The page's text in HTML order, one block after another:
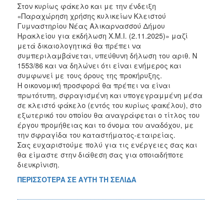
Στον κυρίως φάκελο και με την ένδειξη
«Παραχώρηση χρήσης κυλικείων Κλειστού
Γυμναστηρίου Νέας Αλικαρνασσού Δήμου
Ηρακλείου για εκδήλωση Χ.Μ.Ι. (2.11.2025)» μαζί
μετά δικαιολογητικά θα πρέπει να
συμπεριλαμβάνεται, υπεύθυνη δήλωση του αριθ. Ν
1553/86 και να δηλώνει ότι είναι ενήμερος και
συμφωνεί με τους όρους της προκήρυξης.
Η οικονομική προσφορά θα πρέπει να είναι
πρωτότυπη, σφραγισμένη και υπογεγραμμένη μέσα
σε κλειστό φάκελο (εντός του κυρίως φακέλου), στο
εξωτερικό του οποίου θα αναγράφεται ο τίτλος του
έργου προμήθειας και το όνομα του αναδόχου, με
την σφραγίδα του καταστήματος-εταιρείας.
Σας ευχαριστούμε πολύ για τις ενέργειες σας και
θα είμαστε στην διάθεση σας για οποιαδήποτε
διευκρίνιση.
ΠΕΡΙΣΣΟΤΕΡΑ ΣΕ ΑΥΤΗ ΤΗ ΣΕΛΙΔΑ